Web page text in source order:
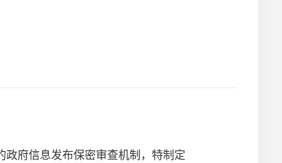
府信息发布保密审查机制，特制定